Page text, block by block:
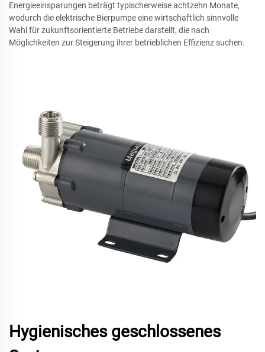
Energieeinsparungen beträgt typischerweise achtzehn Monate,
wodurch die elektrische Bierpumpe eine wirtschaftlich sinnvolle
Wahl für zukunftsorientierte Betriebe darstellt, die nach
Möglichkeiten zur Steigerung ihrer betrieblichen Effizienz suchen.
Hygienisches geschlossenes